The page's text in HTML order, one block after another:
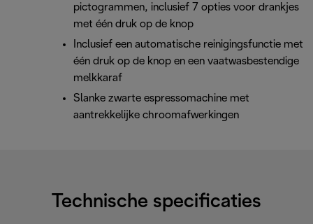
pictogrammen, inclusief 7 opties voor drankjes
met één druk op de knop
Inclusief een automatische reinigingsfunctie met
één druk op de knop en een vaatwasbestendige
melkkaraf
Slanke zwarte espressomachine met
aantrekkelijke chroomafwerkingen
Technische specificaties